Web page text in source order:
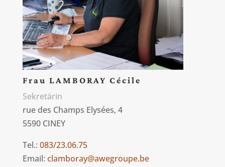
Frau LAMBORAY Cécile
Sekretärin
rue des Champs Elysées, 4
5590 CINEY
Tel.: 083/23.06.75
Email: clamboray@awegroupe.be